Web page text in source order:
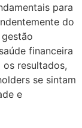
para
do
financeira
resultados,
se sintam
e